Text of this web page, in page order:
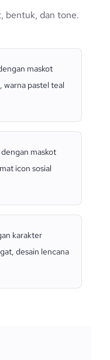
bentuk, dan tone.
maskot
warna pastel teal
maskot
icon sosial
karakter
desain lencana